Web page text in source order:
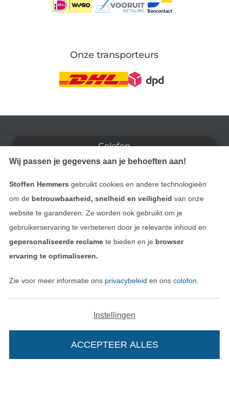
Onze transporteurs
Colofon
Privacy
Recht op retournering
Contact
Vind meer inspiratie
Wij passen je gegevens aan je behoeften aan!
Stoffen Hemmers gebruikt cookies en andere technologieën
om de betrouwbaarheid, snelheid en veiligheid van onze
website te garanderen. Ze worden ook gebruikt om je
gebruikerservaring te verbeteren door je relevante inhoud en
gepersonaliseerde reclamete bieden en je browser
ervaring te optimaliseren.
Zie voor meer informatie ons privacybeleid en ons colofon
Instellingen
ACCEPTEER ALLES